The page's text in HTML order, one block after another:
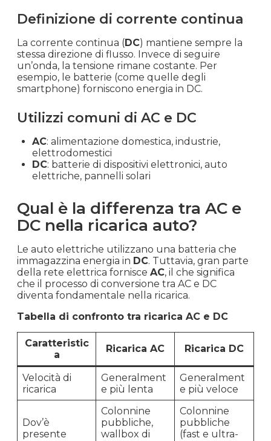
Definizione di corrente continua
La corrente continua (DC) mantiene sempre la
stessa direzione di flusso. Invece di seguire
un’onda, la tensione rimane costante. Per
esempio, le batterie (come quelle degli
smartphone) forniscono energia in DC.
Utilizzi comuni di AC e DC
AC: alimentazione domestica, industrie,
elettrodomestici
DC: batterie di dispositivi elettronici, auto
elettriche, pannelli solari
Qual è la differenza tra AC e
DC nella ricarica auto?
Le auto elettriche utilizzano una batteria che
immagazzina energia in DC. Tuttavia, gran parte
della rete elettrica fornisce AC, il che significa
che il processo di conversione tra AC e DC
diventa fondamentale nella ricarica.
Tabella di confronto tra ricarica AC e DC
Caratteristic
a
Ricarica AC Ricarica DC
Velocità di
ricarica
Generalment
e più lenta
Generalment
e più veloce
Dov’è
presente
Colonnine
pubbliche,
wallbox di
Colonnine
pubbliche
(fast e ultra-